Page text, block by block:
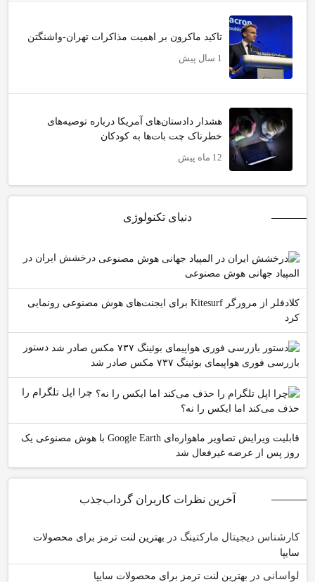
تاکید ماکرون بر اهمیت مذاکرات تهران-واشنگتن
1 سال پیش
هشدار دادستان‌های آمریکا درباره توصیه‌های
خطرناک چت بات‌ها به کودکان
12 ماه پیش
دنیای تکنولوژی
درخشش ایران در
المپیاد جهانی هوش مصنوعی
کلادفلر از مرورگر Kitesurf برای ایجنت‌های هوش مصنوعی رونمایی
کرد
دستور
بازرسی فوری هواپیمای بوئینگ ۷۳۷ مکس صادر شد
چرا اپل تلگرام را
حذف می‌کند اما ایکس را نه؟
قابلیت ویرایش تصاویر ماهواره‌ای Google Earth با هوش مصنوعی یک
روز پس از عرضه غیرفعال شد
آخرین نظرات کاربران گرداب‌جذب
کارشناس دیجیتال مارکتینگ در بهترین لنت ترمز برای محصولات
سایپا
لواسانی در بهترین لنت ترمز برای محصولات سایپا